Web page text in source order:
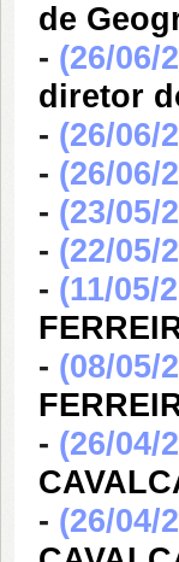
de
- (26/06/
diretor
- (26/06/
- (26/06/
- (23/05/
- (22/05/
- (11/05/
- (08/05/
- (26/04/
- (26/04/